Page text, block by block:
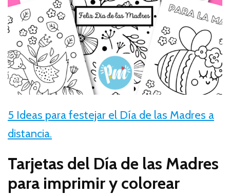
5 Ideas para festejar el Día de las Madres a
distancia.
Tarjetas del Día de las Madres
para imprimir y colorear